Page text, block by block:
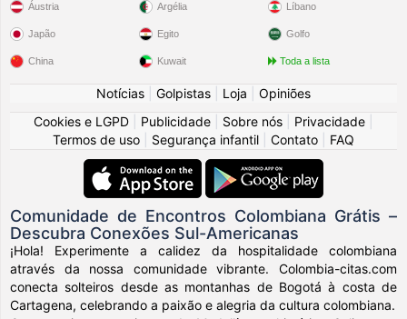
Áustria
Japão
China
Argélia
Egito
Kuwait
Líbano
Golfo
Toda a lista
Notícias Golpistas Loja
Opiniões
Cookies e LGPD
Publicidade Sobre nós Privacidade
Termos de uso
Segurança infantil Contato FAQ
Comunidade de Encontros Colombiana Grátis –
Descubra Conexões Sul-Americanas
¡Hola! Experimente a calidez da hospitalidade colombiana
através da nossa comunidade vibrante. Colombia-citas.com
conecta solteiros desde as montanhas de Bogotá à costa de
Cartagena, celebrando a paixão e alegria da cultura colombiana.